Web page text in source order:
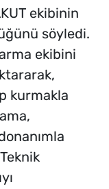
ekibinin
söyledi.
ekibini
kurmakla